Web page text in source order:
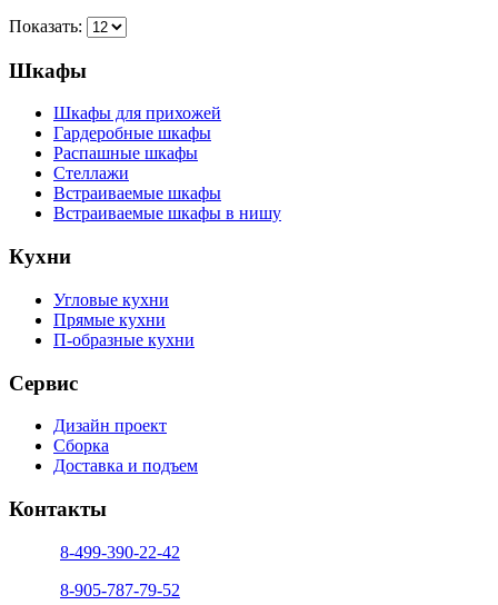
Показать:
Шкафы
Шкафы для прихожей
Гардеробные шкафы
Распашные шкафы
Стеллажи
Встраиваемые шкафы
Встраиваемые шкафы в нишу
Кухни
Угловые кухни
Прямые кухни
П-образные кухни
Сервис
Дизайн проект
Сборка
Доставка и подъем
Контакты
8-499-390-22-42
8-905-787-79-52